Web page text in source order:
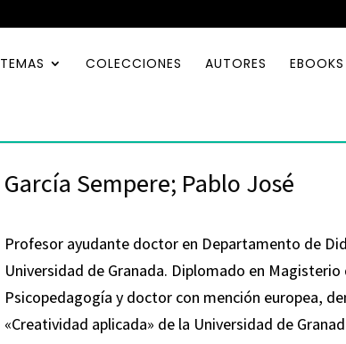
TEMAS COLECCIONES AUTORES EBOOKS
García Sempere; Pablo José
Profesor ayudante doctor en Departamento de
Universidad de Granada. Diplomado en
Psicopedagogía y doctor con mención europea,
«Creatividad aplicada» de la Universidad de